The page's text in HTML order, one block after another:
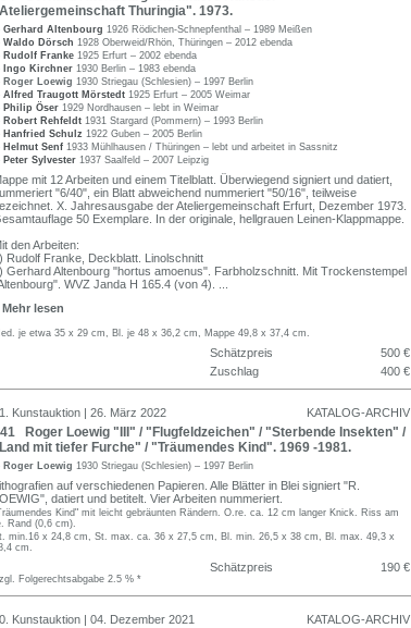
Thuringia". 1973.
Gerhard Altenbourg 1926 Rödichen-Schnepfenthal – 1989 Meißen
Waldo Dörsch 1928 Oberweid/Rhön, Thüringen – 2012 ebenda
Rudolf Franke 1925 Erfurt – 2002 ebenda
Ingo Kirchner 1930 Berlin – 1983 ebenda
Roger Loewig 1930 Striegau (Schlesien) – 1997 Berlin
Alfred Traugott Mörstedt 1925 Erfurt – 2005 Weimar
Philip Öser 1929 Nordhausen – lebt in Weimar
Robert Rehfeldt 1931 Stargard (Pommern) – 1993 Berlin
Hanfried Schulz 1922 Guben – 2005 Berlin
Helmut Senf 1933 Mühlhausen / Thüringen – lebt und arbeitet in Sassnitz
Peter Sylvester 1937 Saalfeld – 2007 Leipzig
mit 12 Arbeiten und einem Titelblatt. Überwiegend signiert und datiert,
"6/40", ein Blatt abweichend nummeriert "50/16", teilweise
X. Jahresausgabe der Ateliergemeinschaft Erfurt, Dezember 1973.
50 Exemplare. In der originale, hellgrauen Leinen-Klappmappe.
den Arbeiten:
Rudolf Franke, Deckblatt. Linolschnitt
Gerhard Altenbourg "hortus amoenus". Farbholzschnitt. Mit Trockenstempel
WVZ Janda H 165.4 (von 4).
Mehr lesen
je etwa 35 x 29 cm, Bl. je 48 x 36,2 cm, Mappe 49,8 x 37,4 cm.
Schätzpreis
500 €
Zuschlag
400 €
Kunstauktion | 26. März 2022 KATALOG-ARCHIV
Roger Loewig "III" / "Flugfeldzeichen" / "Sterbende Insekten" /
mit tiefer Furche" / "Träumendes Kind". 1969 -1981.
Roger Loewig 1930 Striegau (Schlesien) – 1997 Berlin
auf verschiedenen Papieren. Alle Blätter in Blei signiert "R.
datiert und betitelt. Vier Arbeiten nummeriert.
Kind" mit leicht gebräunten Rändern. O.re. ca. 12 cm langer Knick. Riss am
Rand (0,6 cm).
min.16 x 24,8 cm, St. max. ca. 36 x 27,5 cm, Bl. min. 26,5 x 38 cm, Bl. max. 49,3 x
cm.
Schätzpreis 190 €
Folgerechtsabgabe 2.5 % *
Kunstauktion | 04. Dezember 2021 KATALOG-ARCHIV